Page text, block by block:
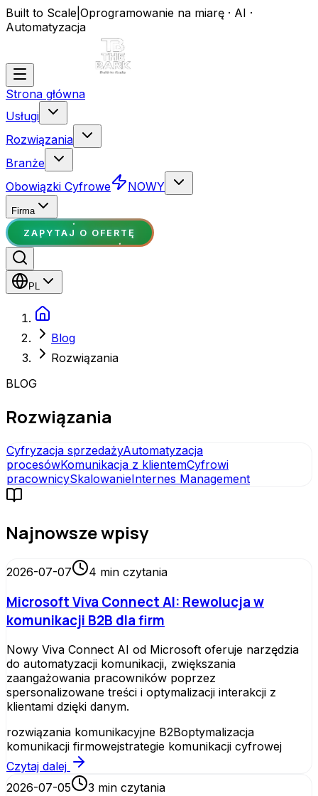
Built to Scale Oprogramowanie na miarę · AI ·
Automatyzacja
Strona główna
Usługi
Rozwiązania
Branże
Obowiązki Cyfrowe
NOWY
Firma
ZAPYTAJ O OFERTĘ
PL
Blog
Rozwiązania
BLOG
Rozwiązania
Cyfryzacja sprzedażyAutomatyzacja
procesówKomunikacja z klientemCyfrowi
pracownicySkalowanieInternes Management
Najnowsze wpisy
2026-07-07 4 min czytania
Microsoft Viva Connect AI: Rewolucja w
komunikacji B2B dla firm
Nowy Viva Connect AI od Microsoft oferuje narzędzia
do automatyzacji komunikacji, zwiększania
zaangażowania pracowników poprzez
spersonalizowane treści i optymalizacji interakcji z
klientami dzięki danym.
rozwiązania komunikacyjne B2Boptymalizacja
komunikacji firmowejstrategie komunikacji cyfrowej
Czytaj dalej
2026-07-05
3 min czytania